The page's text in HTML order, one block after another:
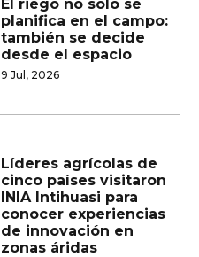
El riego no solo se
planifica en el campo:
también se decide
desde el espacio
9 Jul, 2026
Líderes agrícolas de
cinco países visitaron
INIA Intihuasi para
conocer experiencias
de innovación en
zonas áridas